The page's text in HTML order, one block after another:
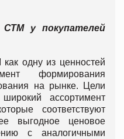
у покупателей
одну из ценностей
формирования
на рынке. Цели
ассортимент
соответствуют
выгодное ценовое
с аналогичными